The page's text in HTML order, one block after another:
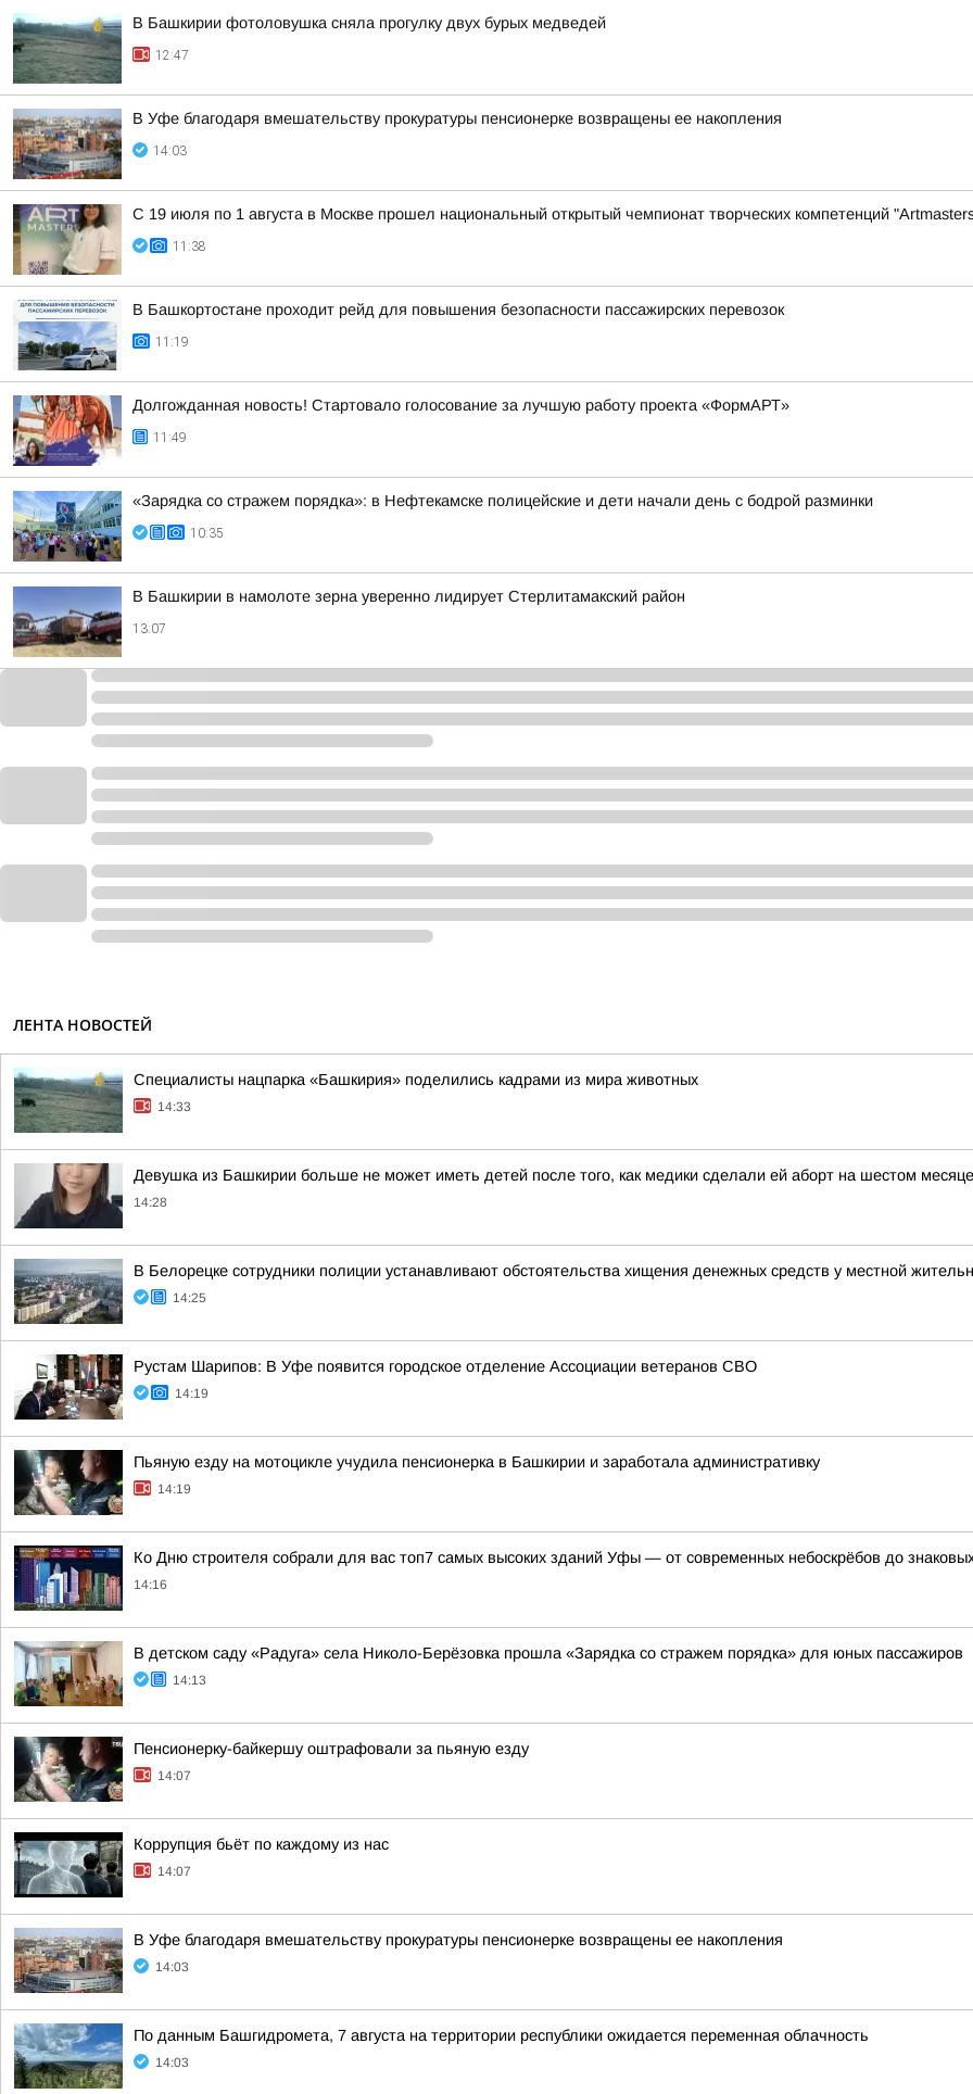
В Башкирии фотоловушка сняла прогулку двух бурых медведей
12:47
В Уфе благодаря вмешательству прокуратуры пенсионерке возвращены ее накопления
14:03
С 19 июля по 1 августа в Москве прошел национальный открытый чемпионат творческих компетенций
11:38
В Башкортостане проходит рейд для повышения безопасности пассажирских перевозок
11:19
Долгожданная новость! Стартовало голосование за лучшую работу проекта «ФормАРТ»
11:49
«Зарядка со стражем порядка»: в Нефтекамске полицейские и дети начали день с бодрой разминки
10:35
В Башкирии в намолоте зерна уверенно лидирует Стерлитамакский район
13:07
ЛЕНТА НОВОСТЕЙ
Специалисты нацпарка «Башкирия» поделились кадрами из мира животных
14:33
Девушка из Башкирии больше не может иметь детей после того, как медики сделали ей аборт на шестом
14:28
В Белорецке сотрудники полиции устанавливают обстоятельства хищения денежных средств у местной
14:25
Рустам Шарипов: В Уфе появится городское отделение Ассоциации ветеранов СВО
14:19
Пьяную езду на мотоцикле учудила пенсионерка в Башкирии и заработала административку
14:19
Ко Дню строителя собрали для вас топ7 самых высоких зданий Уфы — от современных небоскрёбов до
14:16
В детском саду «Радуга» села Николо-Берёзовка прошла «Зарядка со стражем порядка» для юных пассажиров
14:13
Пенсионерку-байкершу оштрафовали за пьяную езду
14:07
Коррупция бьёт по каждому из нас
14:07
В Уфе благодаря вмешательству прокуратуры пенсионерке возвращены ее накопления
14:03
По данным Башгидромета, 7 августа на территории республики ожидается переменная облачность
14:03